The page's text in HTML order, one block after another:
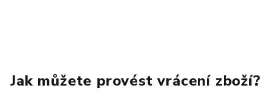
Jak můžete provést vrácení zboží?